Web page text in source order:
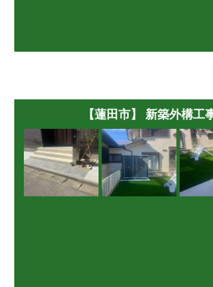
【蓮田市】 新築外構